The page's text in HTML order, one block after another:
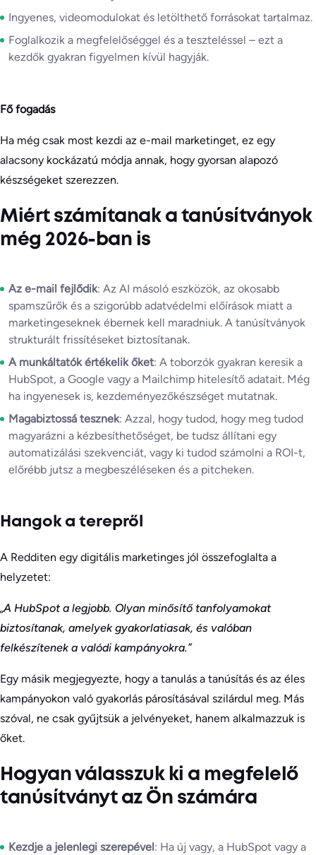
Ingyenes, videomodulokat és letölthető forrásokat tartalmaz.
Foglalkozik a megfelelőséggel és a teszteléssel – ezt a
kezdők gyakran figyelmen kívül hagyják.
Fő fogadás
Ha még csak most kezdi az e-mail marketinget, ez egy
alacsony kockázatú módja annak, hogy gyorsan alapozó
készségeket szerezzen.
Miért számítanak a tanúsítványok
még 2026-ban is
Az e-mail fejlődik: Az AI másoló eszközök, az okosabb
spamszűrők és a szigorúbb adatvédelmi előírások miatt a
marketingeseknek ébernek kell maradniuk. A tanúsítványok
strukturált frissítéseket biztosítanak.
A munkáltatók értékelik őket: A toborzók gyakran keresik a
HubSpot, a Google vagy a Mailchimp hitelesítő adatait. Még
ha ingyenesek is, kezdeményezőkészséget mutatnak.
Magabiztossá tesznek: Azzal, hogy tudod, hogy meg tudod
magyarázni a kézbesíthetőséget, be tudsz állítani egy
automatizálási szekvenciát, vagy ki tudod számolni a ROI-t,
előrébb jutsz a megbeszéléseken és a pitcheken.
Hangok a terepről
A Redditen egy digitális marketinges jól összefoglalta a
helyzetet:
„A HubSpot a legjobb. Olyan minősítő tanfolyamokat
biztosítanak, amelyek gyakorlatiasak, és valóban
felkészítenek a valódi kampányokra.”
Egy másik megjegyezte, hogy a tanulás a tanúsítás és az éles
kampányokon való gyakorlás párosításával szilárdul meg. Más
szóval, ne csak gyűjtsük a jelvényeket, hanem alkalmazzuk is
őket.
Hogyan válasszuk ki a megfelelő
tanúsítványt az Ön számára
Kezdje a jelenlegi szerepével : Ha új vagy, a HubSpot vagy a